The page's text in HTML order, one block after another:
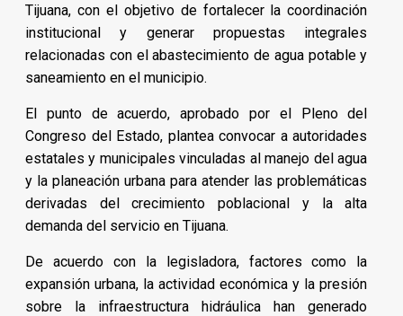
Tijuana, con el objetivo de fortalecer la coordinación
institucional y generar propuestas integrales
relacionadas con el abastecimiento de agua potable y
saneamiento en el municipio.
El punto de acuerdo, aprobado por el Pleno del
Congreso del Estado, plantea convocar a autoridades
estatales y municipales vinculadas al manejo del agua
y la planeación urbana para atender las problemáticas
derivadas del crecimiento poblacional y la alta
demanda del servicio en Tijuana.
De acuerdo con la legisladora, factores como la
expansión urbana, la actividad económica y la presión
sobre la infraestructura hidráulica han generado